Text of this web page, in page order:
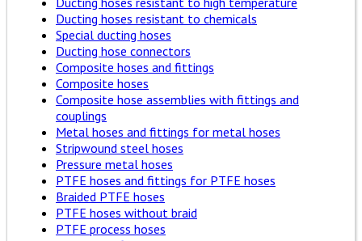
Ducting hoses resistant to chemicals
Special ducting hoses
Ducting hose connectors
Composite hoses and fittings
Composite hoses
Composite hose assemblies with fittings and
couplings
Metal hoses and fittings for metal hoses
Stripwound steel hoses
Pressure metal hoses
PTFE hoses and fittings for PTFE hoses
Braided PTFE hoses
PTFE hoses without braid
PTFE process hoses